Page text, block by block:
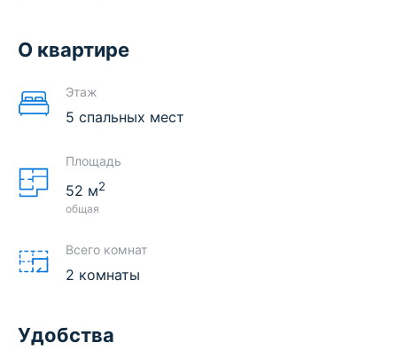
О квартире
Этаж
5 спальных мест
Площадь
52 м2
общая
Всего комнат
2 комнаты
Удобства